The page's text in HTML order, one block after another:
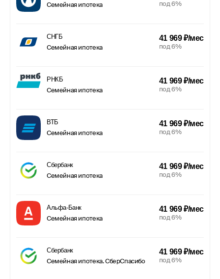
Семейная ипотека под 6%
СНГБ
Семейная ипотека
41 969 ₽/мес
под 6%
РНКБ
Семейная ипотека
41 969 ₽/мес
под 6%
ВТБ
Семейная ипотека
41 969 ₽/мес
под 6%
Сбербанк
Семейная ипотека
41 969 ₽/мес
под 6%
Альфа-Банк
Семейная ипотека
41 969 ₽/мес
под 6%
Сбербанк
Семейная ипотека. СберСпасибо
41 969 ₽/мес
под 6%